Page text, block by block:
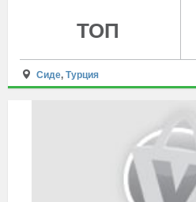
ТОП
Сиде,Турция